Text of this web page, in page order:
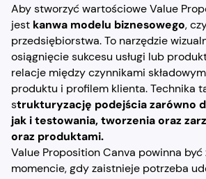
Aby stworzyć wartościowe Value
jest kanwa modelu biznesowego,
przedsiębiorstwa. To narzędzie
osiągnięcie sukcesu usługi lub
relacje między czynnikami
produktu i profilem klienta. Technika
strukturyzację podejścia zarówno
jak i testowania, tworzenia oraz
oraz produktami.
Value Proposition Canva powinna
momencie, gdy zaistnieje potrzeba